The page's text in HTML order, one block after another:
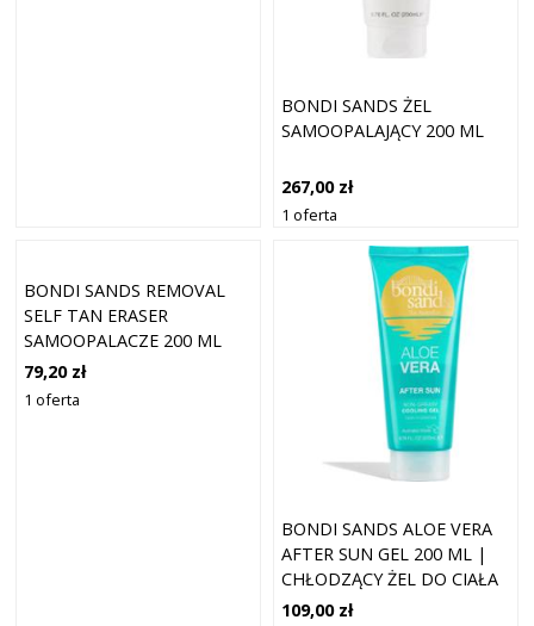
BONDI SANDS ŻEL
SAMOOPALAJĄCY 200 ML
267,00 zł
1 oferta
BONDI SANDS REMOVAL
SELF TAN ERASER
SAMOOPALACZE 200 ML
79,20 zł
1 oferta
BONDI SANDS ALOE VERA
AFTER SUN GEL 200 ML |
CHŁODZĄCY ŻEL DO CIAŁA
PO OPALANIU
109,00 zł